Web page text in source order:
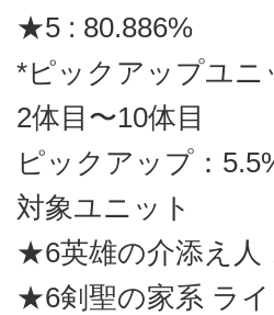
★5 : 80.886%
*ピックアップユニ
2体目〜10体目
ピックアップ：
対象ユニット
★6英雄の介添え人
★6剣聖の家系 ラ